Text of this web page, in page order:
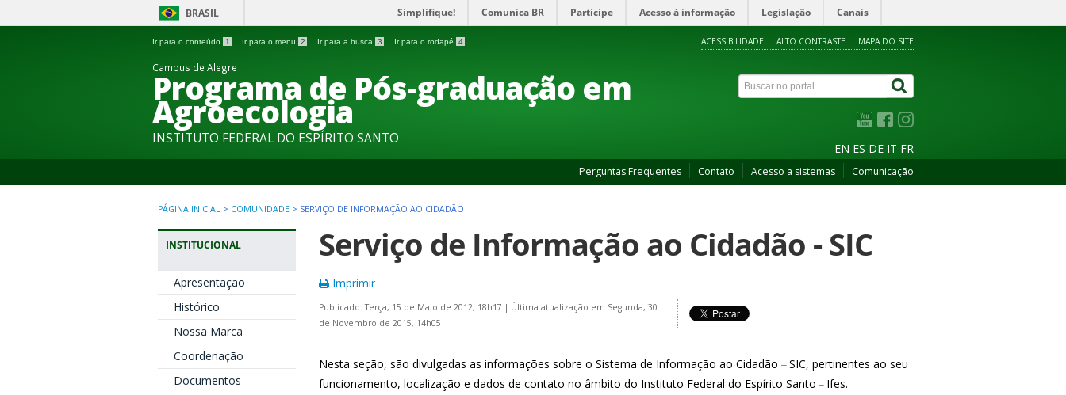
BRASIL Simplifique! Comunica BR Participe Acesso à informação Legislação Canais
Ir para o conteúdo 1 Ir para o menu 2 Ir para a busca 3 Ir para o rodapé 4 ACESSIBILIDADE ALTO CONTRASTE MAPA DO SITE
Campus de Alegre
Programa de Pós-graduação em
Agroecologia
INSTITUTO FEDERAL DO ESPÍRITO SANTO
EN ES DE IT FR
Perguntas Frequentes Contato Acesso a sistemas Comunicação
PÁGINA INICIAL > COMUNIDADE > SERVIÇO DE INFORMAÇÃO AO CIDADÃO
INSTITUCIONAL
Apresentação
Histórico
Nossa Marca
Coordenação
Documentos
Serviço de Informação ao Cidadão - SIC
Imprimir
Publicado: Terça, 15 de Maio de 2012, 18h17 | Última atualização em Segunda, 30
de Novembro de 2015, 14h05
Nesta seção, são divulgadas as informações sobre o Sistema de Informação ao Cidadão – SIC, pertinentes ao seu
funcionamento, localização e dados de contato no âmbito do Instituto Federal do Espírito Santo – Ifes.